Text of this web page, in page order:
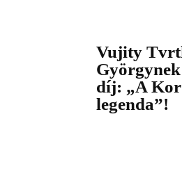
Vujity
díj: „A
legenda”!